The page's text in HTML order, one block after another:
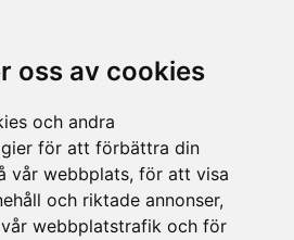
oss av cookies
och andra
för att förbättra din
vår webbplats, för att visa
och riktade annonser,
webbplatstrafik och för